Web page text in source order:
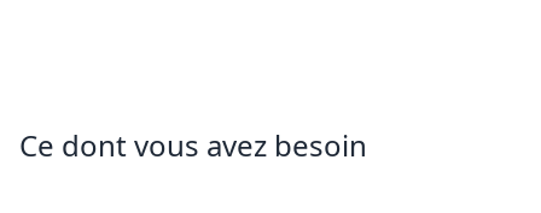
Ce dont vous avez besoin